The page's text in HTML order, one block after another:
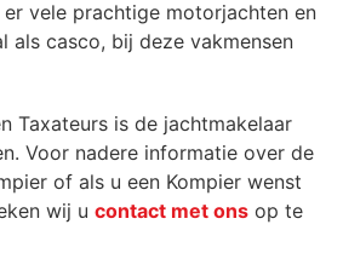
vele prachtige motorjachten en
als casco, bij deze vakmensen
Taxateurs is de jachtmakelaar
Voor nadere informatie over de
of als u een Kompier wenst
wij u contact met ons op te